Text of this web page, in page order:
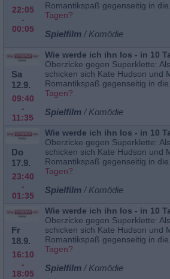
22:05
-
00:05
Romantikspaß gegenseitig in
Tagen?
Spielfilm / Komödie
Sa
12.9.
09:40
-
11:35
Wie werde ich ihn los - in 10
Oberzicke gegen Superklette:
schicken sich Kate Hudson und
Romantikspaß gegenseitig in
Tagen?
Spielfilm / Komödie
Do
17.9.
23:40
-
01:35
Wie werde ich ihn los - in 10
Oberzicke gegen Superklette:
schicken sich Kate Hudson und
Romantikspaß gegenseitig in
Tagen?
Spielfilm / Komödie
Fr
18.9.
16:10
-
18:05
Wie werde ich ihn los - in 10
Oberzicke gegen Superklette:
schicken sich Kate Hudson und
Romantikspaß gegenseitig in
Tagen?
Spielfilm / Komödie